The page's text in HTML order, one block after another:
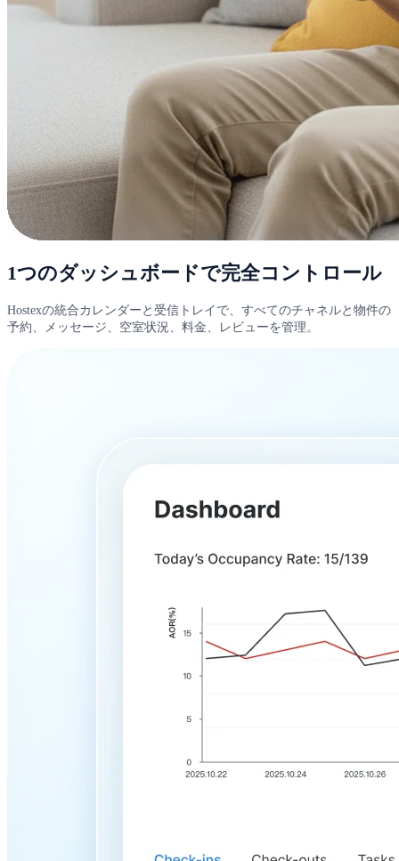
1つのダッシュボードで完全コントロール
Hostexの統合カレンダーと受信トレイで、すべてのチャネルと物件の
予約、メッセージ、空室状況、料金、レビューを管理。